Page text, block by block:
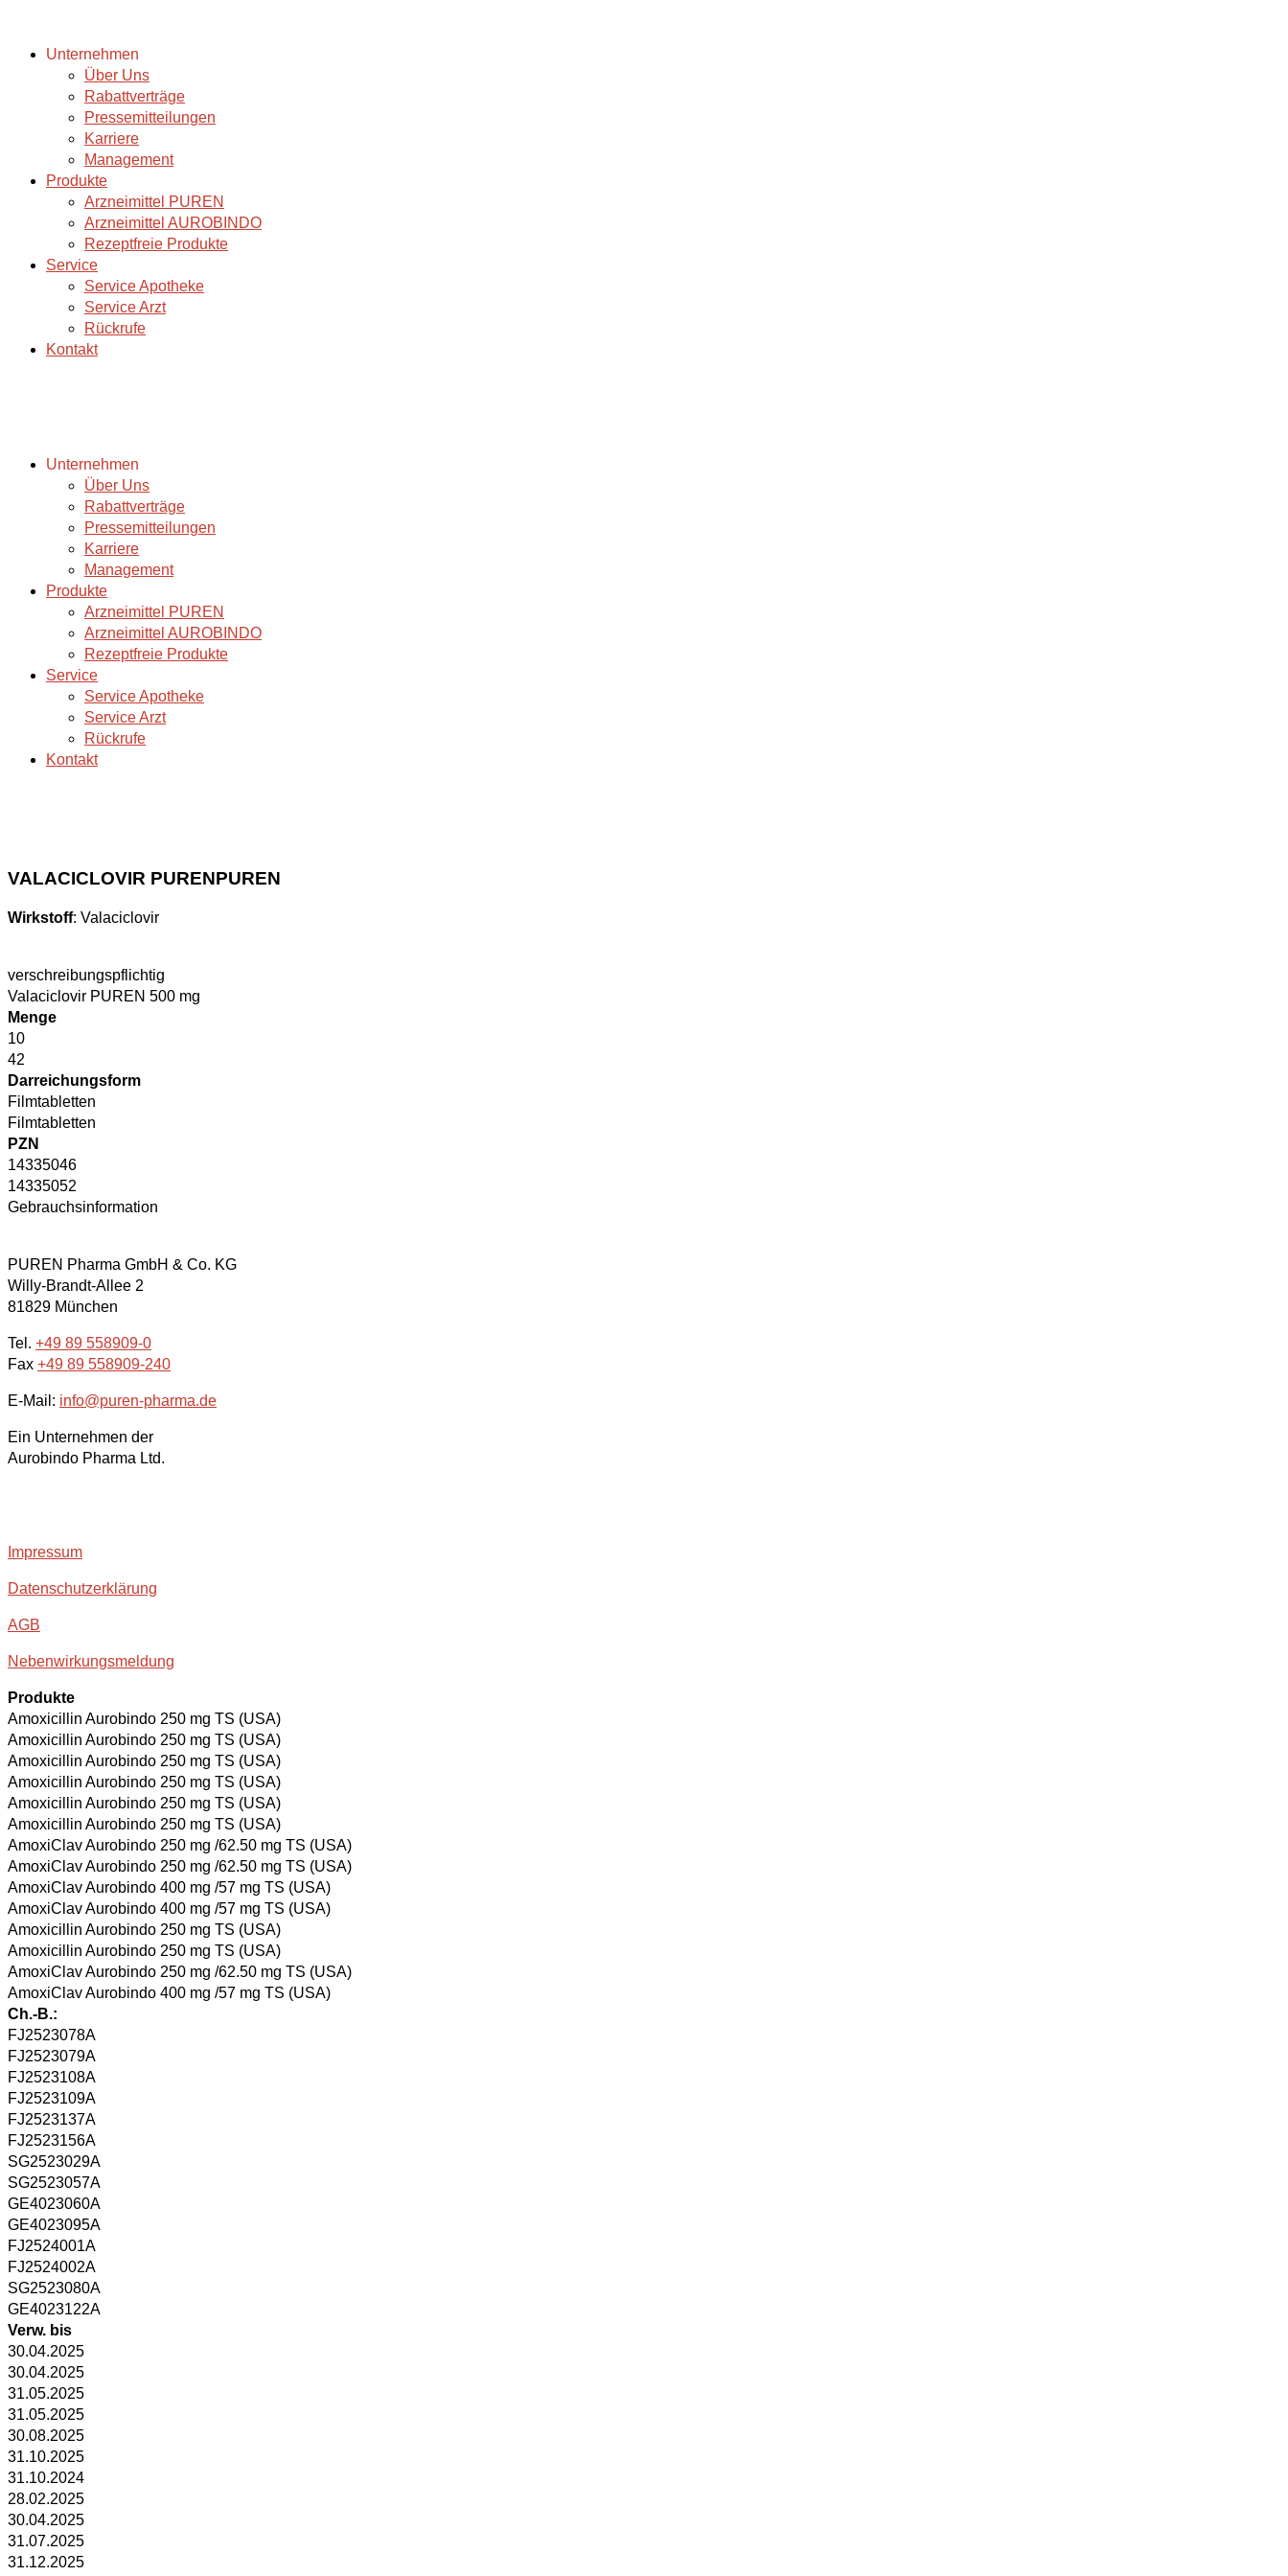
Unternehmen
Über Uns
Rabattverträge
Pressemitteilungen
Karriere
Management
Produkte
Arzneimittel PUREN
Arzneimittel AUROBINDO
Rezeptfreie Produkte
Service
Service Apotheke
Service Arzt
Rückrufe
Kontakt
Unternehmen
Über Uns
Rabattverträge
Pressemitteilungen
Karriere
Management
Produkte
Arzneimittel PUREN
Arzneimittel AUROBINDO
Rezeptfreie Produkte
Service
Service Apotheke
Service Arzt
Rückrufe
Kontakt
VALACICLOVIR PURENPUREN
Wirkstoff: Valaciclovir
verschreibungspflichtig
Valaciclovir PUREN 500 mg
Menge
10
42
Darreichungsform
Filmtabletten
Filmtabletten
PZN
14335046
14335052
Gebrauchsinformation
PUREN Pharma GmbH & Co. KG
Willy-Brandt-Allee 2
81829 München
Tel. +49 89 558909-0
Fax +49 89 558909-240
E-Mail: info@puren-pharma.de
Ein Unternehmen der
Aurobindo Pharma Ltd.
Impressum
Datenschutzerklärung
AGB
Nebenwirkungsmeldung
Produkte
Amoxicillin Aurobindo 250 mg TS (USA)
Amoxicillin Aurobindo 250 mg TS (USA)
Amoxicillin Aurobindo 250 mg TS (USA)
Amoxicillin Aurobindo 250 mg TS (USA)
Amoxicillin Aurobindo 250 mg TS (USA)
Amoxicillin Aurobindo 250 mg TS (USA)
AmoxiClav Aurobindo 250 mg /62.50 mg TS (USA)
AmoxiClav Aurobindo 250 mg /62.50 mg TS (USA)
AmoxiClav Aurobindo 400 mg /57 mg TS (USA)
AmoxiClav Aurobindo 400 mg /57 mg TS (USA)
Amoxicillin Aurobindo 250 mg TS (USA)
Amoxicillin Aurobindo 250 mg TS (USA)
AmoxiClav Aurobindo 250 mg /62.50 mg TS (USA)
AmoxiClav Aurobindo 400 mg /57 mg TS (USA)
Ch.-B.:
FJ2523078A
FJ2523079A
FJ2523108A
FJ2523109A
FJ2523137A
FJ2523156A
SG2523029A
SG2523057A
GE4023060A
GE4023095A
FJ2524001A
FJ2524002A
SG2523080A
GE4023122A
Verw. bis
30.04.2025
30.04.2025
31.05.2025
31.05.2025
30.08.2025
31.10.2025
31.10.2024
28.02.2025
30.04.2025
31.07.2025
31.12.2025